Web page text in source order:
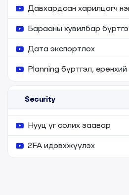
Давхардсан харилцагч
Барааны хувилбар
Дата экспортлох
Planning бүртгэл, ерөнхий
Security
Нууц үг солих заавар
2FA идэвхжүүлэх